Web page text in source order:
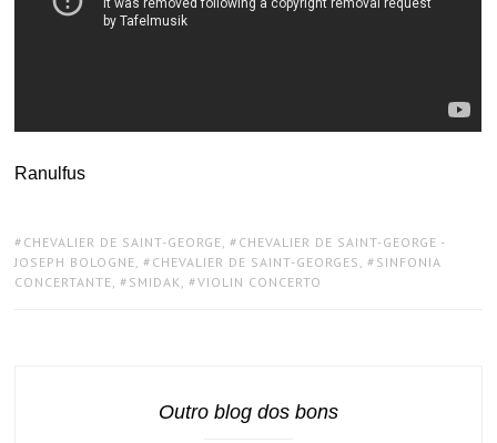
Ranulfus
TAGS:
CHEVALIER DE SAINT-GEORGE , CHEVALIER DE SAINT-GEORGE -
JOSEPH BOLOGNE , CHEVALIER DE SAINT-GEORGES , SINFONIA
CONCERTANTE , SMIDAK , VIOLIN CONCERTO
Outro blog dos bons